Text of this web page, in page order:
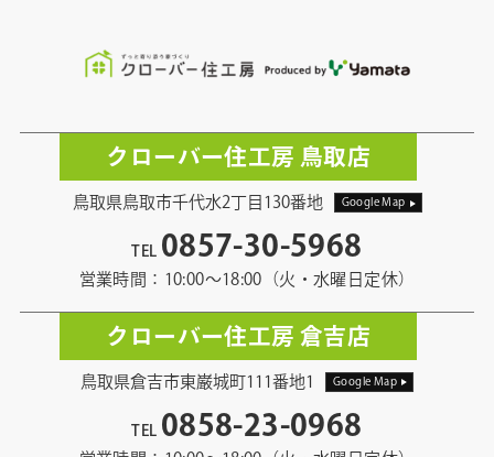
クローバー住工房 鳥取店
鳥取県鳥取市千代水2丁目130番地 Google Map
TEL 0857-30-5968
営業時間：10:00〜18:00（火・水曜日定休）
クローバー住工房 倉吉店
鳥取県倉吉市東巌城町111番地1 Google Map
TEL 0858-23-0968